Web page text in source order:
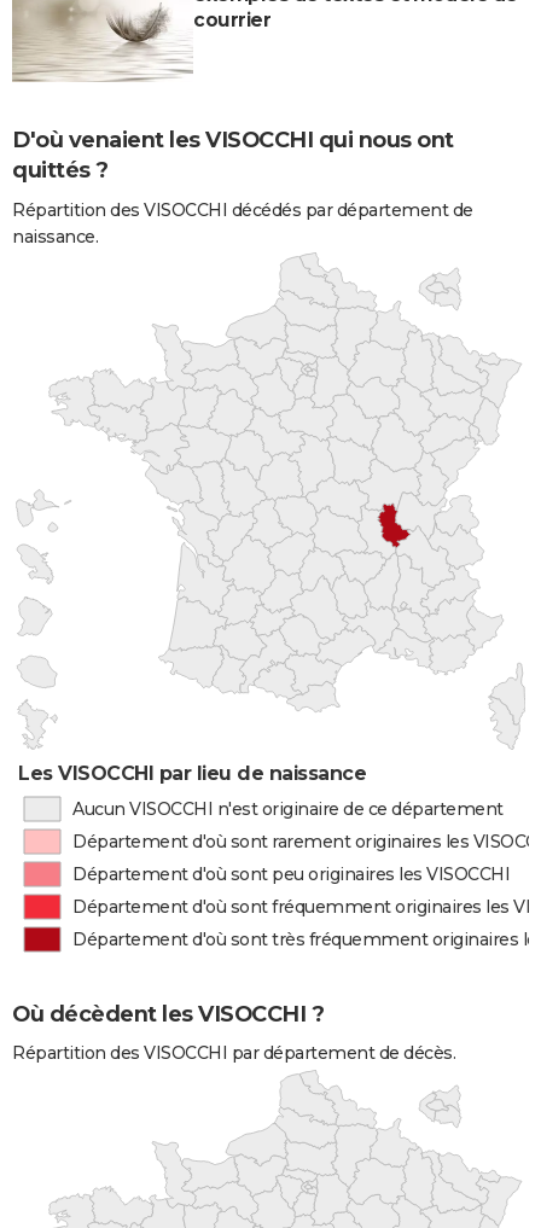
courrier
D'où venaient les VISOCCHI qui nous ont
quittés ?
Répartition des VISOCCHI décédés par département de
naissance.
Les VISOCCHI par lieu de naissance
Aucun VISOCCHI n'est originaire de ce département
Département d'où sont rarement originaires les
Département d'où sont peu originaires les VISOCCHI
Département d'où sont fréquemment originaires les
Département d'où sont très fréquemment originaires
Où décèdent les VISOCCHI ?
Répartition des VISOCCHI par département de décès.